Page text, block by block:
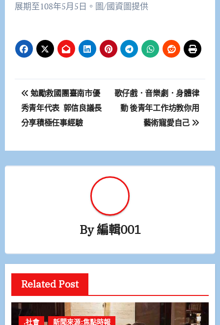
展期至108年5月5日。圖/國資圖提供
文
章
導
覽
勉勵救國團臺南市優
秀青年代表 郭信良議長
分享積極任事經驗
歌仔戲．音樂劇．身體律
動 後青年工作坊教你用
藝術寵愛自己
By編輯001
Related Post
.社會 新聞來源:焦點時報